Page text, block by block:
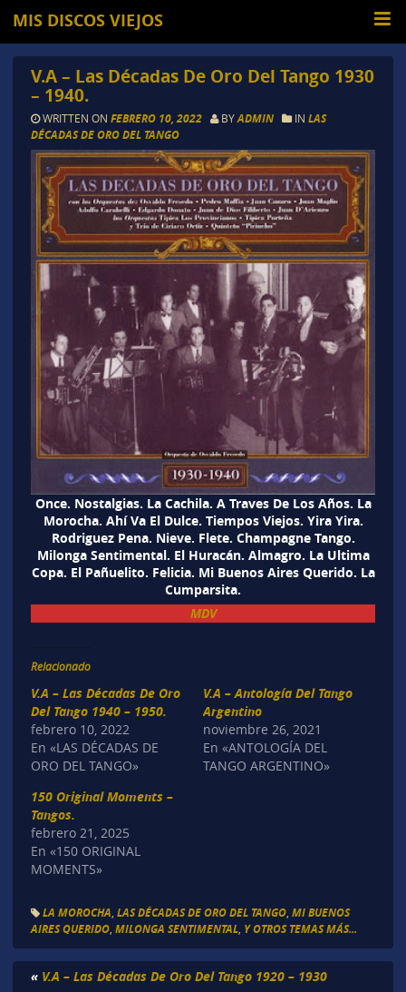
MIS DISCOS VIEJOS
V.A – Las Décadas De Oro Del Tango 1930
– 1940.
WRITTEN ON FEBRERO 10, 2022 BYADMIN IN LAS
DÉCADAS DE ORO DEL TANGO
Once. Nostalgias. La Cachila. A Traves De Los Años. La
Morocha. Ahí Va El Dulce. Tiempos Viejos. Yira Yira.
Rodriguez Pena. Nieve. Flete. Champagne Tango.
Milonga Sentimental. El Huracán. Almagro. La Ultima
Copa. El Pañuelito. Felicia. Mi Buenos Aires Querido. La
Cumparsita.
MDV
Relacionado
V.A – Las Décadas De Oro
Del Tango 1940 – 1950.
febrero 10, 2022
En «LAS DÉCADAS DE
ORO DEL TANGO»
V.A – Antología Del Tango
Argentino
noviembre 26, 2021
En «ANTOLOGÍA DEL
TANGO ARGENTINO»
150 Original Moments –
Tangos.
febrero 21, 2025
En «150 ORIGINAL
MOMENTS»
LA MOROCHA LAS DÉCADAS DE ORO DEL TANGO, MI BUENOS
AIRES QUERIDO, MILONGA SENTIMENTAL, Y OTROS TEMAS MÁS...
« V.A – Las Décadas De Oro Del Tango 1920 – 1930